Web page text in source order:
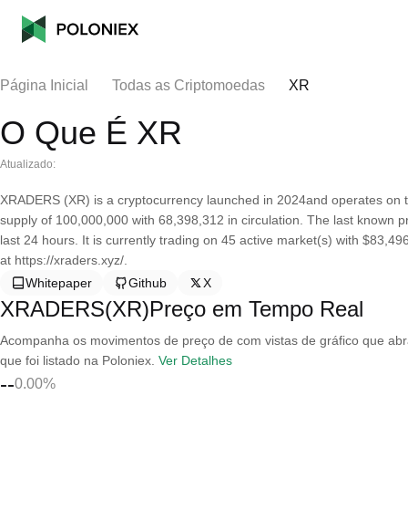
Página Inicial Todas as Criptomoedas XR
O Que É XR
Atualizado:
XRADERS (XR) is a cryptocurrency launched in 2024and operates
supply of 100,000,000 with 68,398,312 in circulation. The last known
last 24 hours. It is currently trading on 45 active market(s) with
at https://xraders.xyz/.
Whitepaper
Github X
XRADERS(XR)Preço em Tempo Real
Acompanha os movimentos de preço de com vistas de gráfico que
que foi listado na Poloniex. Ver Detalhes
--0.00%